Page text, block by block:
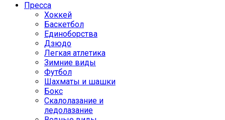
Пресса
Хоккей
Баскетбол
Единоборства
Дзюдо
Легкая атлетика
Зимние виды
Футбол
Шахматы и шашки
Бокс
Скалолазание и
ледолазание